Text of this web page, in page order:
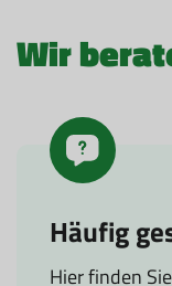
Wir
Häufig
Hier finden